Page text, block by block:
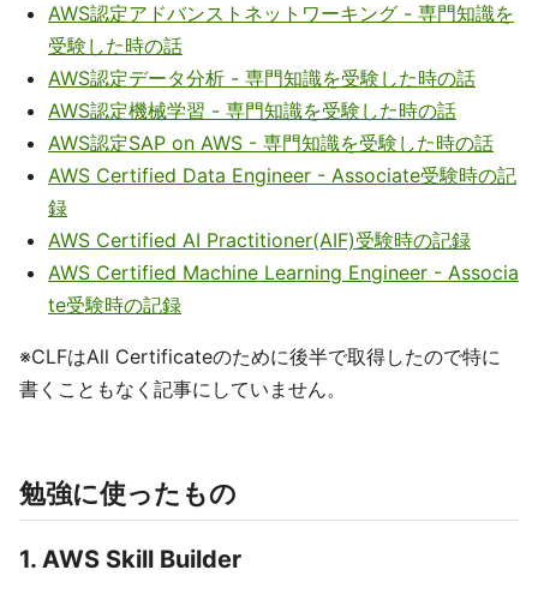
AWS認定アドバンストネットワーキング - 専門知識を
受験した時の話
AWS認定データ分析 - 専門知識を受験した時の話
AWS認定機械学習 - 専門知識を受験した時の話
AWS認定SAP on AWS - 専門知識を受験した時の話
AWS Certified Data Engineer - Associate受験時の記
録
AWS Certified AI Practitioner(AIF)受験時の記録
AWS Certified Machine Learning Engineer - Associa
te受験時の記録
※CLFはAll Certificateのために後半で取得したので特に
書くこともなく記事にしていません。
勉強に使ったもの
1. AWS Skill Builder